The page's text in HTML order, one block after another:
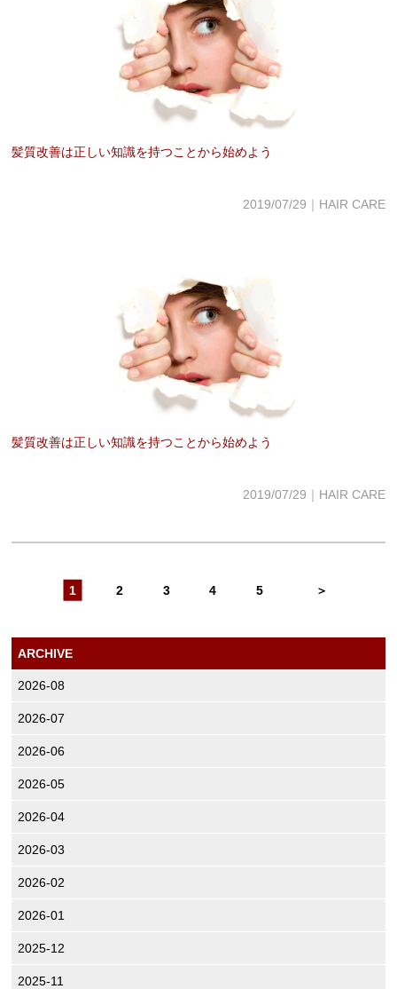
髪質改善は正しい知識を持つことから始めよう
2019/07/29｜HAIR CARE
髪質改善は正しい知識を持つことから始めよう
2019/07/29｜HAIR CARE
1 2 3 4 5 ＞
ARCHIVE
2026-08
2026-07
2026-06
2026-05
2026-04
2026-03
2026-02
2026-01
2025-12
2025-11